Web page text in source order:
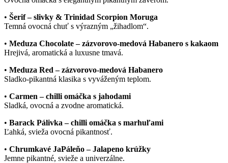
• Šerif – slivky & Trinidad Scorpion Moruga
Temná ovocná chuť s výrazným „žihadlom“.
• Meduza Chocolate – zázvorovo-medová Habanero s kakaom
Hrejivá, aromatická a luxusne tmavá.
• Meduza Red – zázvorovo-medová Habanero
Sladko-pikantná klasika s vyváženým teplom.
• Carmen – chilli omáčka s jahodami
Sladká, ovocná a zvodne aromatická.
• Barack Pálivka – chilli omáčka s marhuľami
Ľahká, svieža ovocná pikantnosť.
• Chrumkavé JaPáleňo – Jalapeno krúžky
Jemne pikantné, svieže a univerzálne.